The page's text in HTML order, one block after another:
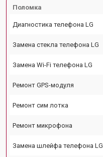
Поломка
Диагностика телефона LG
Замена стекла телефона LG
Замена Wi-Fi телефона LG
Ремонт GPS-модуля
Ремонт сим лотка
Ремонт микрофона
Замена шлейфа телефона LG